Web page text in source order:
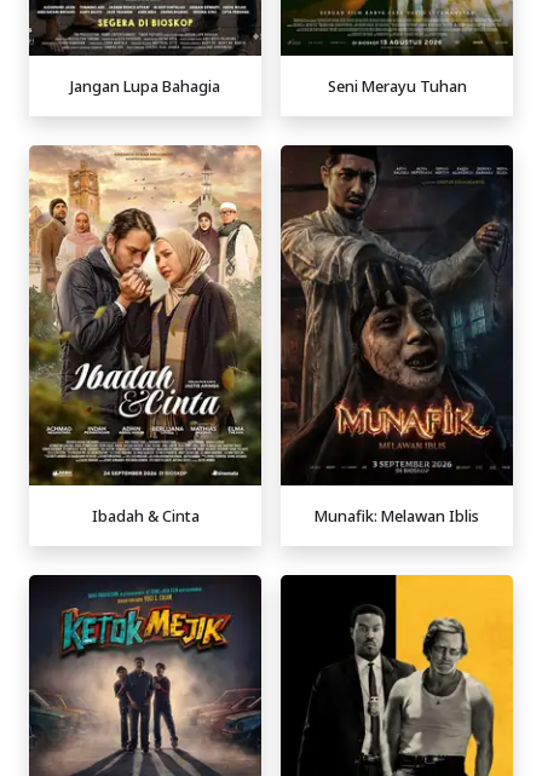
Jangan Lupa Bahagia Seni Merayu Tuhan
Ibadah & Cinta Munafik: Melawan Iblis